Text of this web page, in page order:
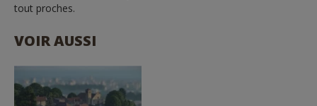
tout proches.
VOIR AUSSI